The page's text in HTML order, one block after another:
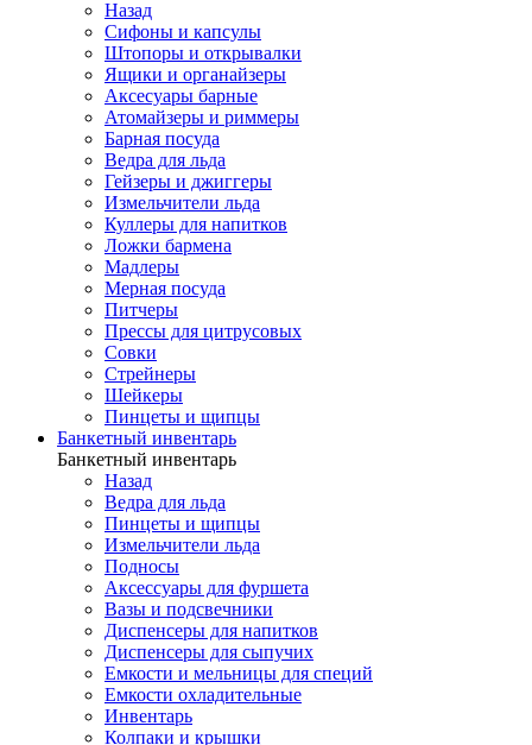
Назад
Сифоны и капсулы
Штопоры и открывалки
Ящики и органайзеры
Аксесуары барные
Атомайзеры и риммеры
Барная посуда
Ведра для льда
Гейзеры и джиггеры
Измельчители льда
Куллеры для напитков
Ложки бармена
Мадлеры
Мерная посуда
Питчеры
Прессы для цитрусовых
Совки
Стрейнеры
Шейкеры
Пинцеты и щипцы
Банкетный инвентарь
Банкетный инвентарь
Назад
Ведра для льда
Пинцеты и щипцы
Измельчители льда
Подносы
Аксессуары для фуршета
Вазы и подсвечники
Диспенсеры для напитков
Диспенсеры для сыпучих
Емкости и мельницы для специй
Емкости охладительные
Инвентарь
Колпаки и крышки